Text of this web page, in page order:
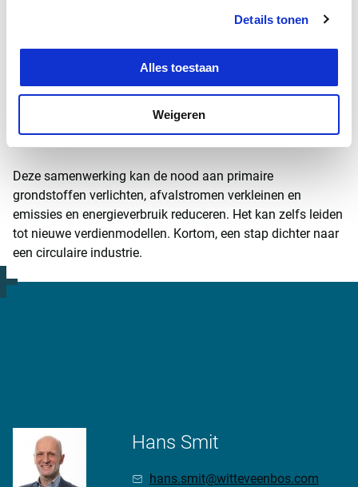
Details tonen
Alles toestaan
Weigeren
Industriële symbiose
Bedrijven en sectoren kunnen ook gezamenlijk hun CO
Ondernemingen kunnen grondstoffen, afvalstromen of
energie/warmte uitwisselen, ook wel industriële symbiose
genoemd.
Deze samenwerking kan de nood aan primaire
grondstoffen verlichten, afvalstromen verkleinen en
emissies en energieverbruik reduceren. Het kan zelfs leiden
tot nieuwe verdienmodellen. Kortom, een stap dichter naar
een circulaire industrie.
Hans Smit
hans.smit@witteveenbos.com